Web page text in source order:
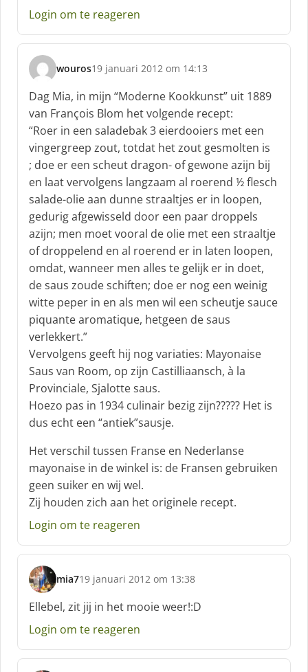
Login om te reageren
wouros
s
c
h
r
e
e
f
19 januari 2012 om 14:13
Dag Mia, in mijn “Moderne Kookkunst” uit 1889
van François Blom het volgende recept:
“Roer in een saladebak 3 eierdooiers met een
vingergreep zout, totdat het zout gesmolten is
; doe er een scheut dragon- of gewone azijn bij
en laat vervolgens langzaam al roerend ½ flesch
salade-olie aan dunne straaltjes er in loopen,
gedurig afgewisseld door een paar droppels
azijn; men moet vooral de olie met een straaltje
of droppelend en al roerend er in laten loopen,
omdat, wanneer men alles te gelijk er in doet,
de saus zoude schiften; doe er nog een weinig
witte peper in en als men wil een scheutje sauce
piquante aromatique, hetgeen de saus
verlekkert.”
Vervolgens geeft hij nog variaties: Mayonaise
Saus van Room, op zijn Castilliaansch, à la
Provinciale, Sjalotte saus.
Hoezo pas in 1934 culinair bezig zijn????? Het is
dus echt een “antiek”sausje.
Het verschil tussen Franse en Nederlanse
mayonaise in de winkel is: de Fransen gebruiken
geen suiker en wij wel.
Zij houden zich aan het originele recept.
Login om te reageren
mia7
s
c
h
r
e
19 januari 2012 om 13:38
Ellebel, zit jij in het mooie weer!:D
Login om te reageren